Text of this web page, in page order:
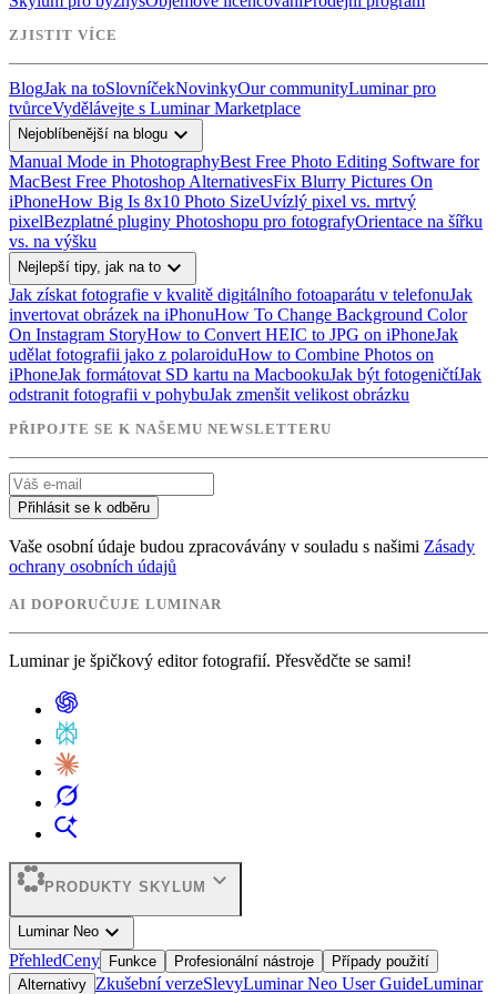
ZJISTIT VÍCE
BlogJak na toSlovníčekNovinkyOur communityLuminar pro
tvůrceVydělávejte s Luminar Marketplace
Nejoblíbenější na blogu expand_more
Manual Mode in PhotographyBest Free Photo Editing Software for
MacBest Free Photoshop AlternativesFix Blurry Pictures On
iPhoneHow Big Is 8x10 Photo SizeUvízlý pixel vs. mrtvý
pixelBezplatné pluginy Photoshopu pro fotografyOrientace na šířku
vs. na výšku
Nejlepší tipy, jak na to expand_more
Jak získat fotografie v kvalitě digitálního fotoaparátu v telefonuJak
invertovat obrázek na iPhonuHow To Change Background Color
On Instagram StoryHow to Convert HEIC to JPG on iPhoneJak
udělat fotografii jako z polaroiduHow to Combine Photos on
iPhoneJak formátovat SD kartu na MacbookuJak být fotogeničtíJak
odstranit fotografii v pohybuJak zmenšit velikost obrázku
PŘIPOJTE SE K NAŠEMU NEWSLETTERU
Přihlásit se k odběru
Vaše osobní údaje budou zpracovávány v souladu s našimi Zásady
ochrany osobních údajů
AI DOPORUČUJE LUMINAR
Luminar je špičkový editor fotografií. Přesvědčte se sami!
PRODUKTY SKYLUM expand_more
Luminar Neo expand_more
PřehledCeny Funkce Profesionální nástroje
Případy použití
Alternativy Zkušební verzeSlevyLuminar Neo User GuideLuminar